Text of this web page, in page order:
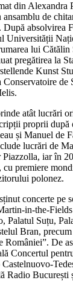
din Alexandra
ansamblu de
absolvirea
Universității
lui Cătălin
pregătirea la
Kunst
de
atât lucrări
proprii
și Manuel de
lucrări de
iar în
premiere
polonez.
concerte pe
in-the-
Palatul Suțu,
Bran,
României”. De
Concertul
Radio